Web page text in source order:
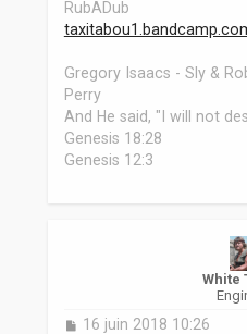
RubADub
Gregory Isaacs - Sly &
Perry
And He said, "I will not
Genesis 18:28
Genesis 12:3
White
M16 juin 2018 10:26